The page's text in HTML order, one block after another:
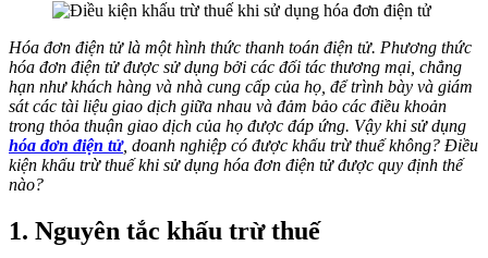
Hóa đơn điện tử là một hình thức thanh toán điện tử. Phương thức
hóa đơn điện tử được sử dụng bởi các đối tác thương mại, chẳng
hạn như khách hàng và nhà cung cấp của họ, để trình bày và giám
sát các tài liệu giao dịch giữa nhau và đảm bảo các điều khoản
trong thỏa thuận giao dịch của họ được đáp ứng. Vậy khi sử dụng
hóa đơn điện tử, doanh nghiệp có được khấu trừ thuế không? Điều
kiện khấu trừ thuế khi sử dụng hóa đơn điện tử được quy định thế
nào?
1. Nguyên tắc khấu trừ thuế